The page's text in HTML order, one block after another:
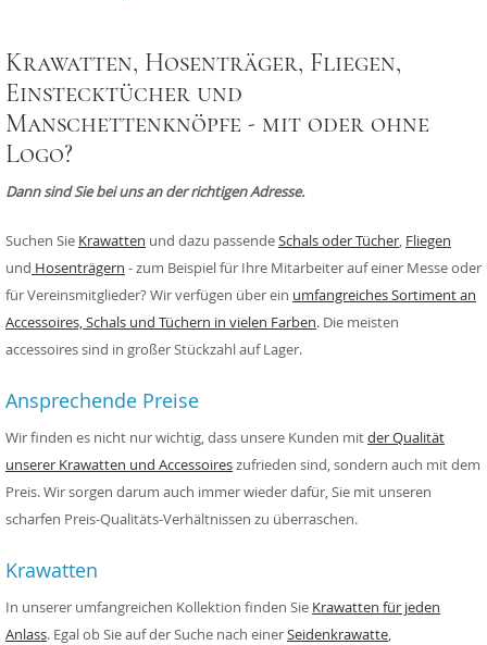
Krawatten, Hosenträger, Fliegen,
Einstecktücher und
Manschettenknöpfe - mit oder ohne
Logo?
Dann sind Sie bei uns an der richtigen Adresse.
Suchen Sie Krawatten und dazu passendeSchals oder Tücher Fliegen
und Hosenträgern - zum Beispiel für Ihre Mitarbeiter auf einer Messe oder
für Vereinsmitglieder? Wir verfügen über ein umfangreiches Sortiment an
Accessoires, Schals und Tüchern in vielen Farben. Die meisten
accessoires sind in großer Stückzahl auf Lager.
Ansprechende Preise
Wir finden es nicht nur wichtig, dass unsere Kunden mitder Qualität
unserer Krawatten und Accessoireszufrieden sind, sondern auch mit dem
Preis. Wir sorgen darum auch immer wieder dafür, Sie mit unseren
scharfen Preis-Qualitäts-Verhältnissen zu überraschen.
Krawatten
In unserer umfangreichen Kollektion finden Sie Krawatten für jeden
Anlass. Egal ob Sie auf der Suche nach einerSeidenkrawatte